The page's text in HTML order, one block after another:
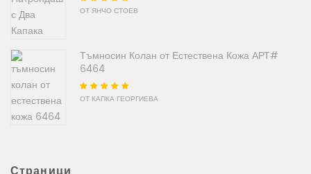
Оценено на5от
ОТ ЯНЧО СТОЕВ
Тъмносин Колан от Естествена Кожа АРТ#
6464
Оценено на5от
ОТ КАПКА ГЕОРГИЕВА